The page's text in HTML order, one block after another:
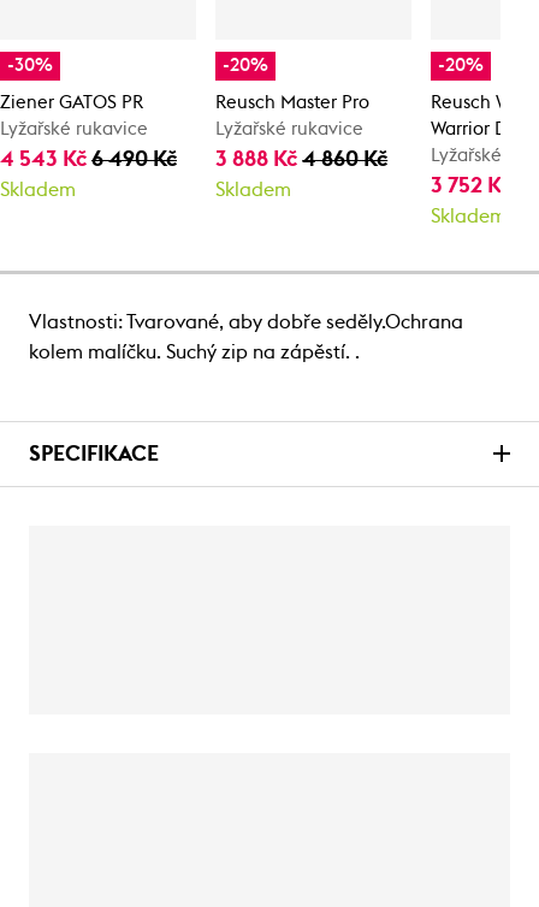
-30%
Ziener GATOS PR
Lyžařské rukavice
4 543 Kč 6 490 Kč
Skladem
-20%
Reusch Master Pro
Lyžařské rukavice
3 888 Kč4 860 Kč
Skladem
-20%
Reusch
Warrior DH
Lyžařské
3 752 Kč
Skladem
Vlastnosti: Tvarované, aby dobře seděly.Ochrana
kolem malíčku. Suchý zip na zápěstí. .
SPECIFIKACE